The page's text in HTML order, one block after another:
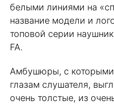
белыми линиями на
название модели и
топовой серии
FA.
Амбушюры, с
глазам слушателя,
очень толстые, из